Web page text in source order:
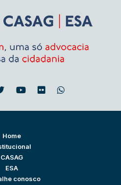
Home
CASAG
ESA
conosco